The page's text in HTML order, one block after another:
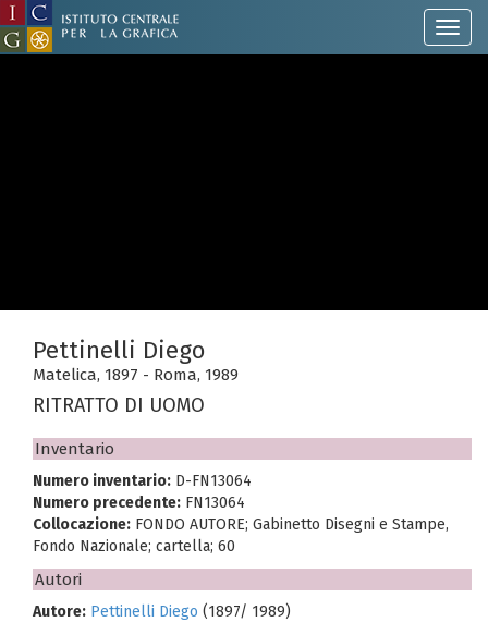
Pettinelli Diego
Matelica, 1897 - Roma, 1989
RITRATTO DI UOMO
Inventario
Numero inventario: D-FN13064
Numero precedente: FN13064
Collocazione: FONDO AUTORE; Gabinetto Disegni e Stampe,
Fondo Nazionale; cartella; 60
Autori
Autore: Pettinelli Diego (1897/ 1989)